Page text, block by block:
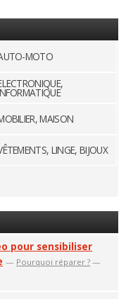
MOTO
MAISON
LINGE, BIJOUX
pour sensibiliser
— Pourquoi réparer ? —